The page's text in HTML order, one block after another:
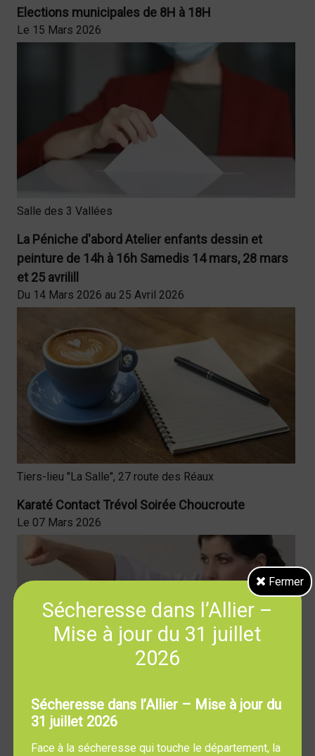
Elections municipales de 8H à 18H
Le 15 Mars 2026
Salle des 3 Vallées
La Péniche d'abord Atelier enfants dessin et
peinture de 14h à 16h Samedis 14 mars, 28 mars
et 25 avrilill
Du 14 Mars 2026 au 25 Avril 2026
Tiers-lieu "La Salle", 27 route des Réaux
Karaté Contact Trévol Soirée Choucroute
Le 07 Mars 2026
Salle des 3 Vallées
Amicale laïque Rifles à 19h
Le 28 Février 2026
Fermer
Sécheresse dans l’Allier –
Mise à jour du 31 juillet
2026
Sécheresse dans l’Allier – Mise à jour du
31 juillet 2026
Face à la sécheresse qui touche le département, la